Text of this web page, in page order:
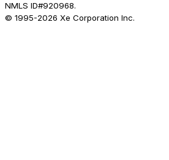
NMLS ID#920968.
© 1995-2026 Xe Corporation Inc.